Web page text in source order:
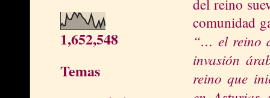
1,652,548
Temas
del reino
comunidad
“… el reino
invasión
reino que